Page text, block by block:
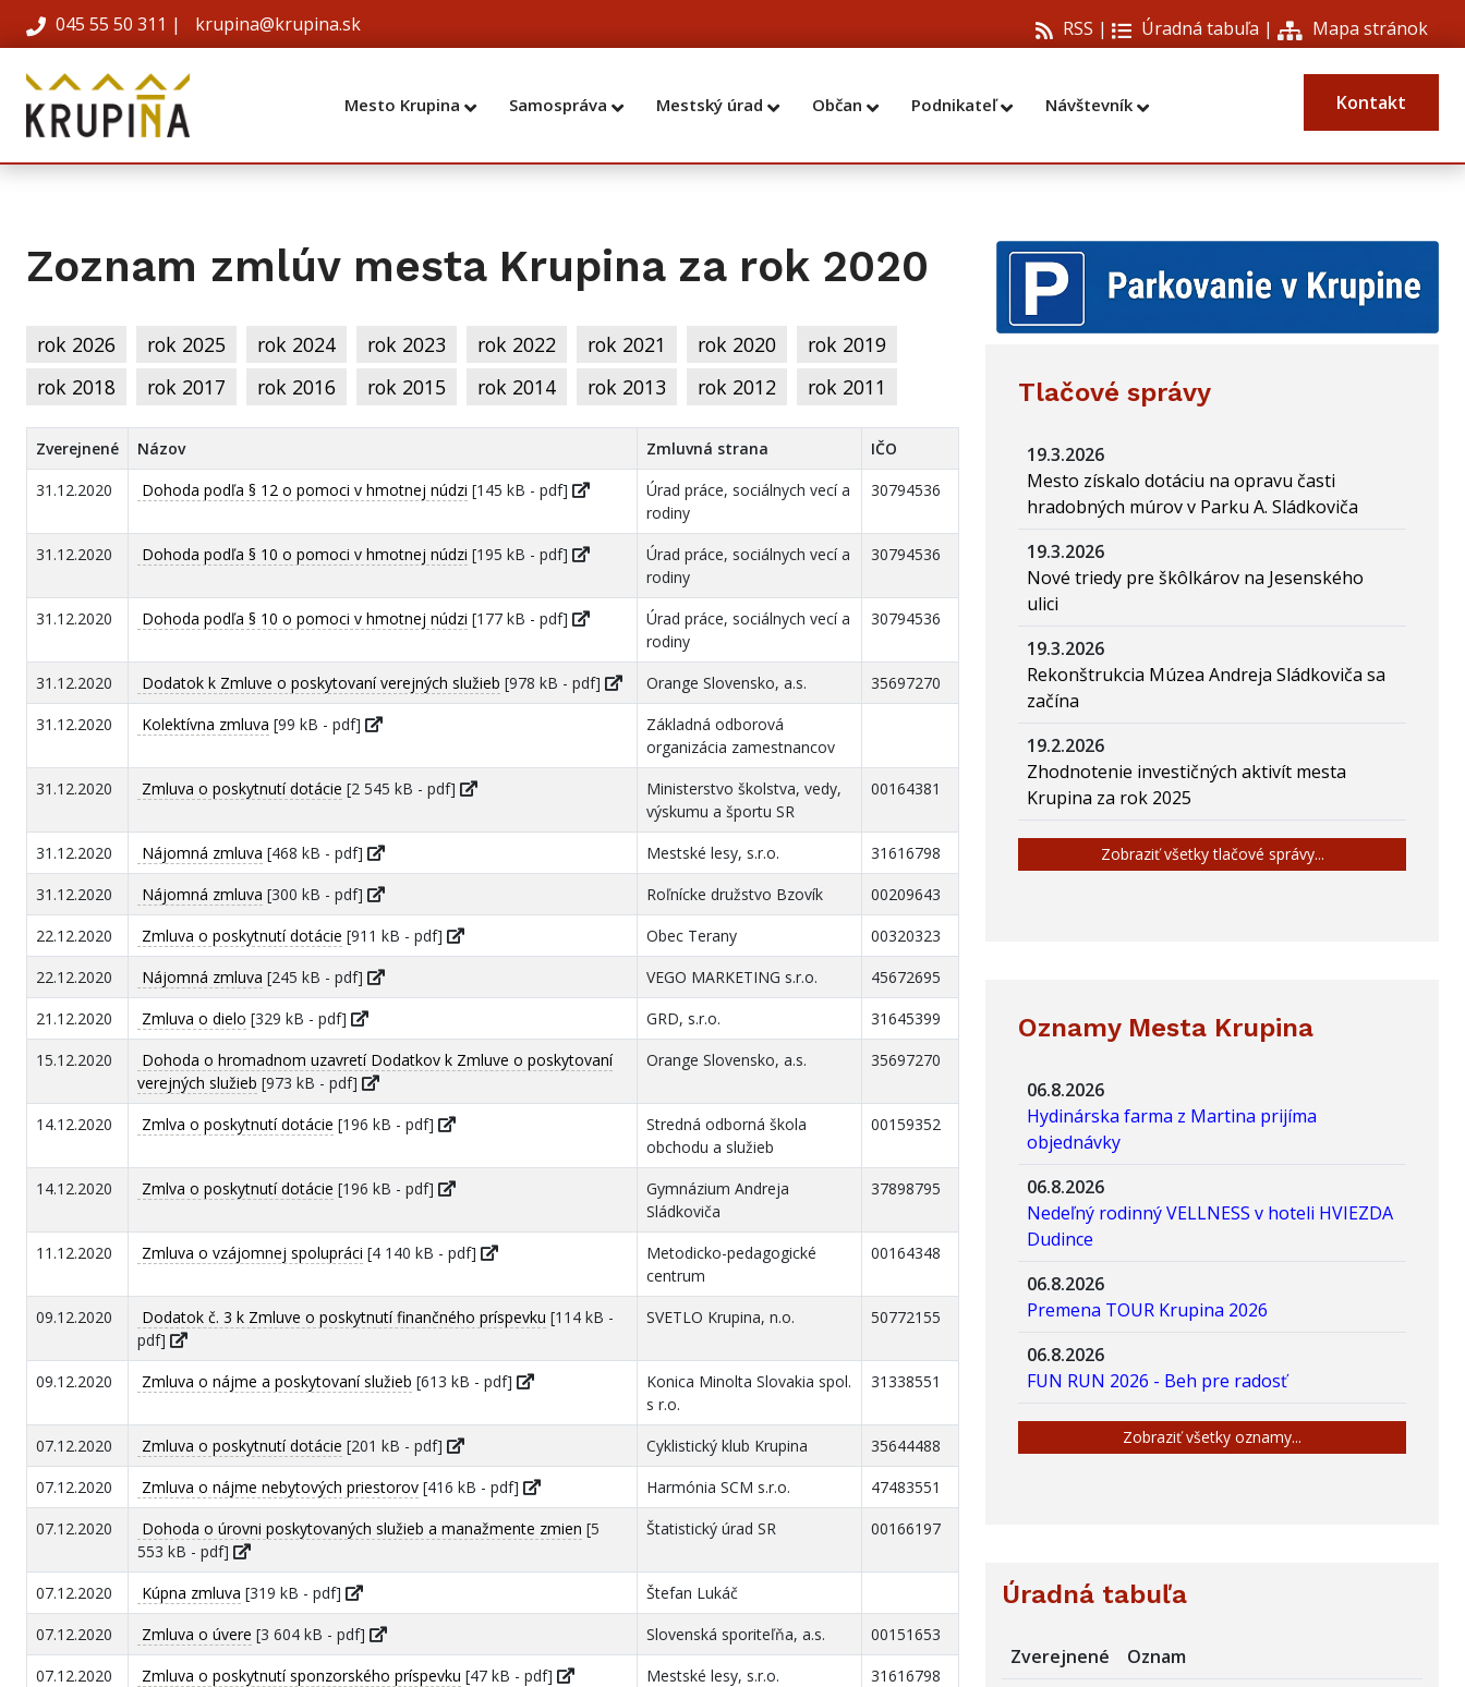
045 55 50 311 | krupina@krupina.sk RSS | Úradná tabuľa | Mapa stránok
Mesto Krupina Samospráva Mestský úrad Občan Podnikateľ Návštevník Kontakt
Zoznam zmlúv mesta Krupina za rok 2020
rok 2026 rok 2025 rok 2024 rok 2023 rok 2022 rok 2021 rok 2020
rok 2019
rok 2018
rok 2017 rok 2016 rok 2015 rok 2014 rok 2013 rok 2012 rok 2011
Zverejnené Názov Zmluvná strana
IČO
31.12.2020
Dohoda podľa § 12 o pomoci v hmotnej núdzi [145 kB - pdf]
Úrad práce, sociálnych vecí a
rodiny
30794536
31.12.2020 Dohoda podľa § 10 o pomoci v hmotnej núdzi [195 kB - pdf]
Úrad práce, sociálnych vecí a
rodiny
30794536
31.12.2020 Dohoda podľa § 10 o pomoci v hmotnej núdzi [177 kB - pdf]
Úrad práce, sociálnych vecí a
rodiny
30794536
31.12.2020 Dodatok k Zmluve o poskytovaní verejných služieb [978 kB - pdf] Orange Slovensko, a.s.
35697270
31.12.2020
Kolektívna zmluva [99 kB - pdf]
Základná odborová
organizácia zamestnancov
31.12.2020
Zmluva o poskytnutí dotácie [2 545 kB - pdf]
Ministerstvo školstva, vedy,
výskumu a športu SR
00164381
31.12.2020 Nájomná zmluva [468 kB - pdf] Mestské lesy, s.r.o.
31616798
31.12.2020
Nájomná zmluva [300 kB - pdf] Roľnícke družstvo Bzovík
00209643
22.12.2020
Zmluva o poskytnutí dotácie [911 kB - pdf] Obec Terany
00320323
22.12.2020
Nájomná zmluva [245 kB - pdf] VEGO MARKETING s.r.o.
45672695
21.12.2020
Zmluva o dielo [329 kB - pdf] GRD, s.r.o.
31645399
15.12.2020
Dohoda o hromadnom uzavretí Dodatkov k Zmluve o poskytovaní
verejných služieb [973 kB - pdf]
Orange Slovensko, a.s. 35697270
14.12.2020 Zmlva o poskytnutí dotácie [196 kB - pdf]
Stredná odborná škola
obchodu a služieb
00159352
14.12.2020 Zmlva o poskytnutí dotácie [196 kB - pdf]
Gymnázium Andreja
Sládkoviča
37898795
11.12.2020 Zmluva o vzájomnej spolupráci [4 140 kB - pdf]
Metodicko-pedagogické
centrum
00164348
09.12.2020 Dodatok č. 3 k Zmluve o poskytnutí finančného príspevku [114 kB -
pdf]
SVETLO Krupina, n.o. 50772155
09.12.2020 Zmluva o nájme a poskytovaní služieb [613 kB - pdf]
Konica Minolta Slovakia spol.
s r.o.
31338551
07.12.2020 Zmluva o poskytnutí dotácie [201 kB - pdf] Cyklistický klub Krupina
35644488
07.12.2020
Zmluva o nájme nebytových priestorov [416 kB - pdf] Harmónia SCM s.r.o.
47483551
07.12.2020
Dohoda o úrovni poskytovaných služieb a manažmente zmien [5
553 kB - pdf]
Štatistický úrad SR 00166197
07.12.2020 Kúpna zmluva [319 kB - pdf]
Štefan Lukáč
07.12.2020
Zmluva o úvere [3 604 kB - pdf] Slovenská sporiteľňa, a.s.
00151653
07.12.2020
Zmluva o poskytnutí sponzorského príspevku [47 kB - pdf] Mestské lesy, s.r.o.
31616798
Tlačové správy
19.3.2026
Mesto získalo dotáciu na opravu časti
hradobných múrov v Parku A. Sládkoviča
19.3.2026
Nové triedy pre škôlkárov na Jesenského
ulici
19.3.2026
Rekonštrukcia Múzea Andreja Sládkoviča sa
začína
19.2.2026
Zhodnotenie investičných aktivít mesta
Krupina za rok 2025
Zobraziť všetky tlačové správy...
Oznamy Mesta Krupina
06.8.2026
Hydinárska farma z Martina prijíma
objednávky
06.8.2026
Nedeľný rodinný VELLNESS v hoteli HVIEZDA
Dudince
06.8.2026
Premena TOUR Krupina 2026
06.8.2026
FUN RUN 2026 - Beh pre radosť
Zobraziť všetky oznamy...
Úradná tabuľa
Zverejnené
Oznam